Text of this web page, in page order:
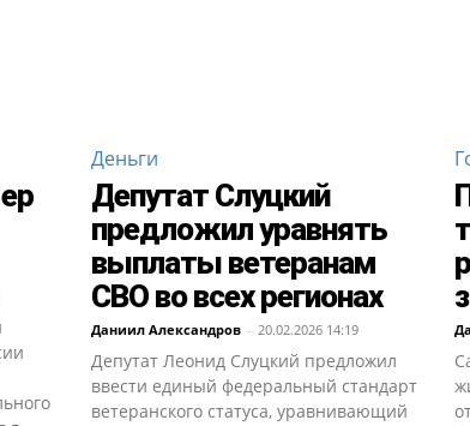
Деньги
Депутат Слуцкий
предложил уравнять
выплаты ветеранам
СВО во всех регионах
Даниил Александров - 20.02.2026 14:19
Депутат Леонид Слуцкий предложил
ввести единый федеральный стандарт
ветеранского статуса, уравнивающий